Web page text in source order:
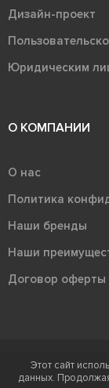
Дизайн-проект
Юридическим
О КОМПАНИИ
О нас
Политика
Наши бренды
Наши
Договор оферты
Терра - территория
Ⓒ
Этот сайт
данных.